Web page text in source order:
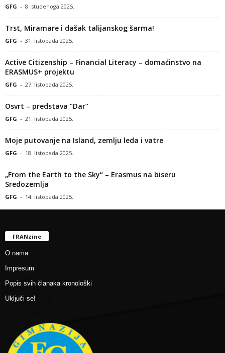
GFG - 8. studenoga 2025.
Trst, Miramare i dašak talijanskog šarma!
GFG - 31. listopada 2025.
Active Citizenship – Financial Literacy – domaćinstvo na
ERASMUS+ projektu
GFG - 27. listopada 2025.
Osvrt – predstava “Dar”
GFG - 21. listopada 2025.
Moje putovanje na Island, zemlju leda i vatre
GFG - 18. listopada 2025.
„From the Earth to the Sky“ – Erasmus na biseru
Sredozemlja
GFG - 14. listopada 2025.
FRANzine
O nama
Impresum
Popis svih članaka kronološki
Uključi se!